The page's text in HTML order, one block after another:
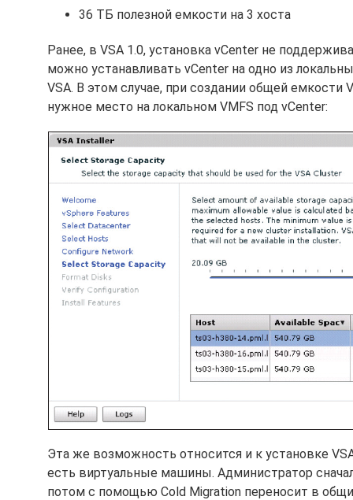
36 ТБ полезной емкости на 3 хоста
Ранее, в VSA 1.0, установка vCenter не
можно устанавливать vCenter на одно из
VSA. В этом случае, при создании общей
нужное место на локальном VMFS под vCenter:
Эта же возможность относится и к установке
есть виртуальные машины. Администратор
потом с помощью Cold Migration переносит в